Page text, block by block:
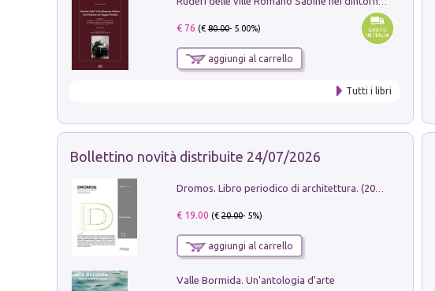
€ 76 (€80.00- 5.00%)
aggiungi al carrello
Tutti i libri
Bollettino novità distribuite 24/07/2026
Dromos. Libro periodico di architettura. (2026). Vol. 15: Post-model
€ 19.00 (€20.00- 5%)
aggiungi al carrello
Valle Bormida. Un'antologia d'arte